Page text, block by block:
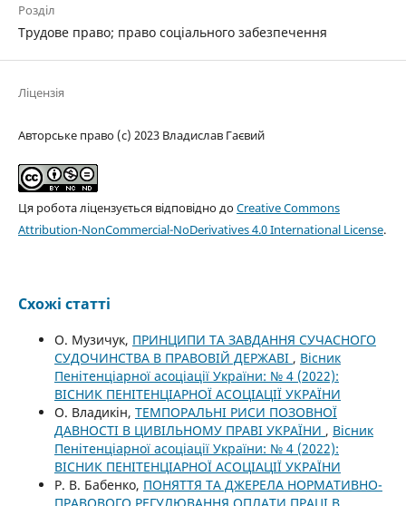
Розділ
Трудове право; право соціального забезпечення
Ліцензія
Авторське право (c) 2023 Владислав Гаєвий
Ця робота ліцензується відповідно доCreative Commons
Attribution-NonCommercial-NoDerivatives 4.0 International License.
Схожі статті
О. Музичук, ПРИНЦИПИ ТА ЗАВДАННЯ СУЧАСНОГО
СУДОЧИНСТВА В ПРАВОВІЙ ДЕРЖАВІ , Вісник
Пенітенціарної асоціації України: № 4 (2022):
ВІСНИК ПЕНІТЕНЦІАРНОЇ АСОЦІАЦІЇ УКРАЇНИ
О. Владикін, ТЕМПОРАЛЬНІ РИСИ ПОЗОВНОЇ
ДАВНОСТІ В ЦИВІЛЬНОМУ ПРАВІ УКРАЇНИ , Вісник
Пенітенціарної асоціації України: № 4 (2022):
ВІСНИК ПЕНІТЕНЦІАРНОЇ АСОЦІАЦІЇ УКРАЇНИ
Р. В. Бабенко, ПОНЯТТЯ ТА ДЖЕРЕЛА НОРМАТИВНО-